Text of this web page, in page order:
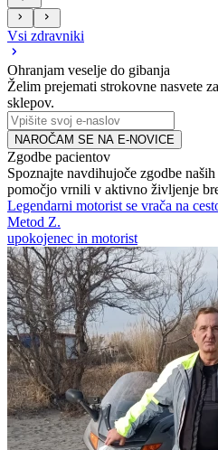
Vsi zdravniki
Ohranjam veselje do gibanja
Želim prejemati strokovne nasvete
sklepov.
NAROČAM SE NA E-NOVICE
Zgodbe pacientov
Spoznajte navdihujoče zgodbe
pomočjo vrnili v aktivno življenje
Legendarni motorist se vrača na
Metod Z.
upokojenec in motorist